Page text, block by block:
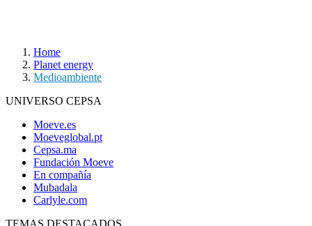
Home
Planet energy
Medioambiente
UNIVERSO CEPSA
Moeve.es
Moeveglobal.pt
Cepsa.ma
Fundación Moeve
En compañía
Mubadala
Carlyle.com